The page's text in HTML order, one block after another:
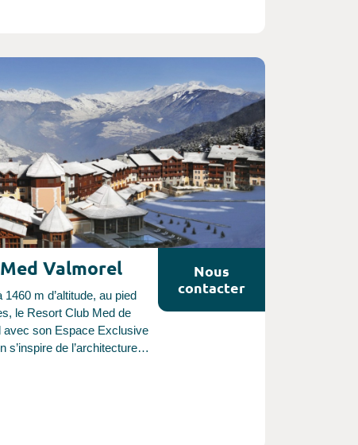
suggérées. Pensez aussi à
Suisse ou encore et plus
Andorre !
Nous
contacter
Valmorel
1460 m d’altitude, au pied
le Resort Club Med de
avec son Espace Exclusive
s’inspire de l’architecture